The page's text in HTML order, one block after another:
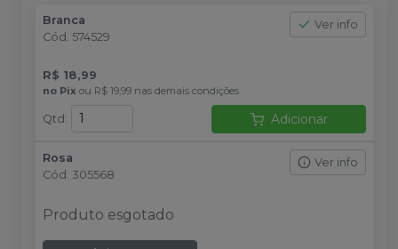
Branca
Cód. 574529
Ver info
R$ 18,99
no Pix ou R$ 19,99 nas demais condições
Qtd : Adicionar
Rosa
Cód. 305568
Ver info
Produto esgotado